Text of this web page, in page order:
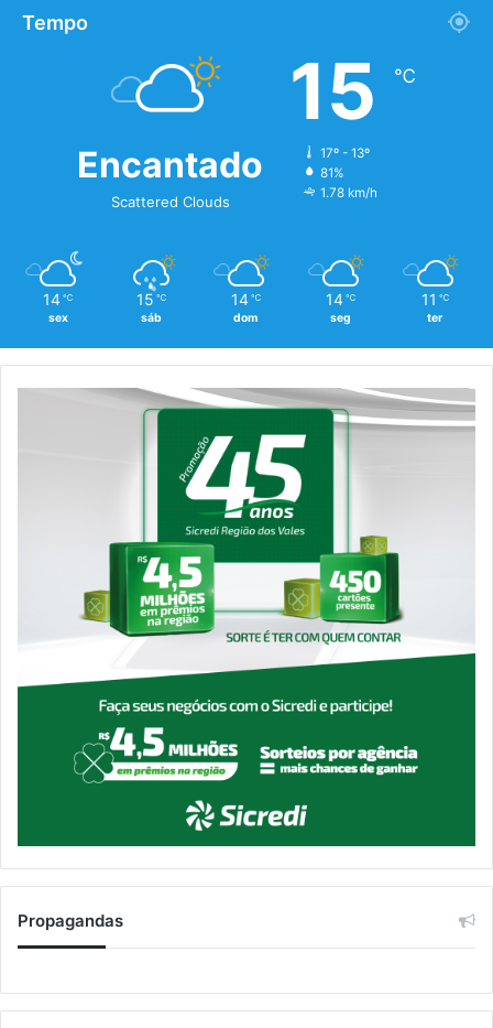
Tempo
Encantado
Scattered Clouds
15 ℃
17º - 13º
81%
1.78 km/h
14 ℃
sex
15 ℃
sáb
14 ℃
dom
14 ℃
seg
11 ℃
ter
Propagandas